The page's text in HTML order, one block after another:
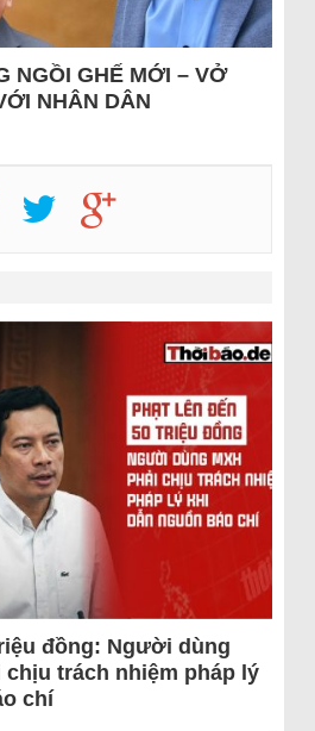
NGỒI GHẾ MỚI – VỞ
NHÂN DÂN
đồng: Người dùng
chịu trách nhiệm pháp lý
chí